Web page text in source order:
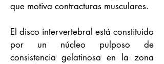
que motiva contracturas musculares.
El disco intervertebral está constituido
por un núcleo pulposo de
consistencia gelatinosa en la zona